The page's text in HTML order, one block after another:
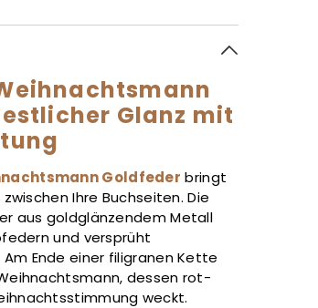
Glanz mit
Goldfeder bringt
Ihre Buchseiten. Die
aus goldglänzendem Metall
und versprüht
Ende einer filigranen Kette
dessen rot-
weckt.